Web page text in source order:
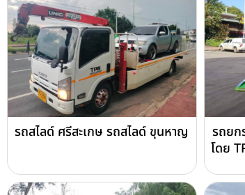
รถสไลด์ ศรีสะเกษ รถสไลด์ ขุนหาญ
รถยก
โดย